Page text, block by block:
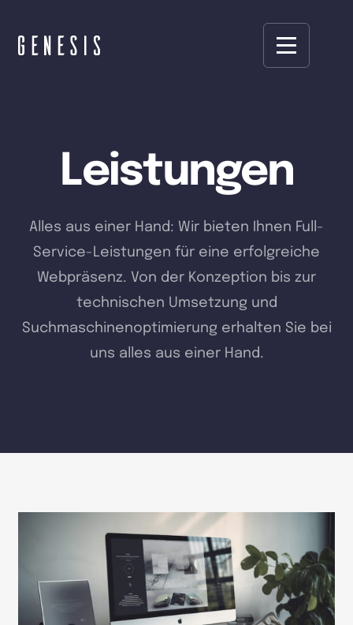
Leistungen
Alles aus einer Hand: Wir bieten Ihnen Full-
Service-Leistungen für eine erfolgreiche
Webpräsenz. Von der Konzeption bis zur
technischen Umsetzung und
Suchmaschinenoptimierung erhalten Sie bei
uns alles aus einer Hand.